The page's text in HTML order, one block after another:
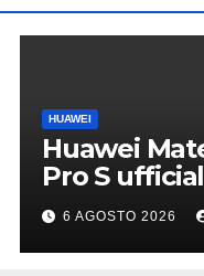
HUAWEI
Huawei
Pro S
leggero e
supersottile
6 AGOSTO 2026